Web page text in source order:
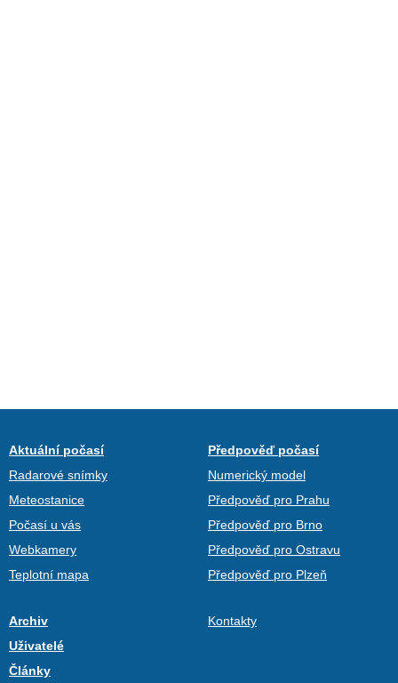
Aktuální počasí
Radarové snímky
Meteostanice
Počasí u vás
Webkamery
Teplotní mapa
Předpověď počasí
Numerický model
Předpověď pro Prahu
Předpověď pro Brno
Předpověď pro Ostravu
Předpověď pro Plzeň
Archiv
Uživatelé
Články
Kontakty